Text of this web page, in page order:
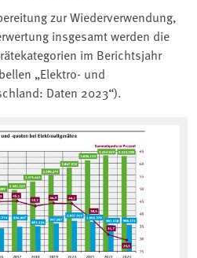
zur Wiederverwendung,
insgesamt werden die
im Berichtsjahr
„Elektro- und
Daten 2023“).